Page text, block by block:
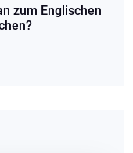
zum Englischen